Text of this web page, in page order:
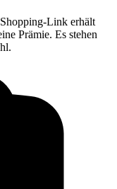
Link erhält
Prämie. Es stehen